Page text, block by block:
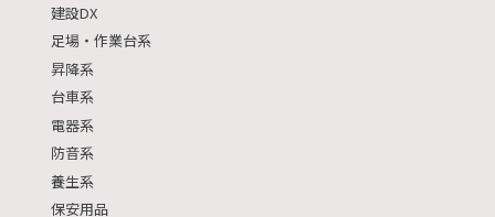
建設DX
足場・作業台系
昇降系
台車系
電器系
防音系
養生系
保安用品